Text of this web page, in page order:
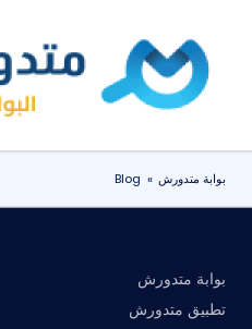
المحتوىبوا
مت
دو
ش
تعرف
المنزلية
بوابة متدورش »
Blog
بوابة متدورش
تطبيق متدورش